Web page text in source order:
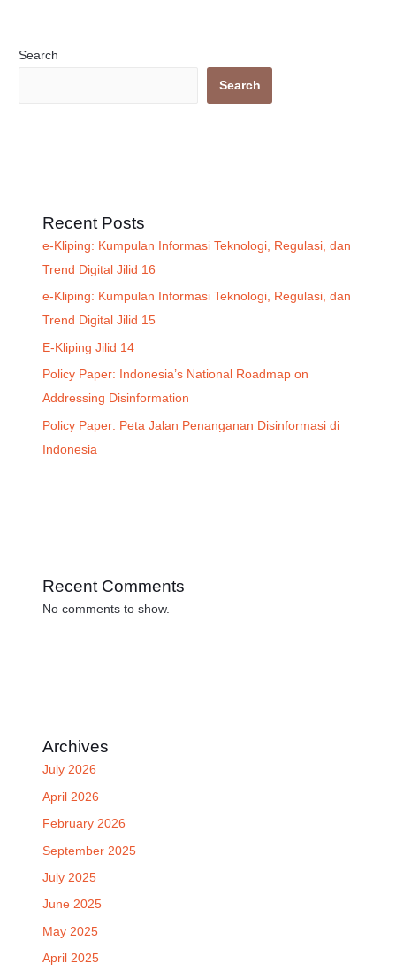
Search
Search
Recent Posts
e-Kliping: Kumpulan Informasi Teknologi, Regulasi, dan
Trend Digital Jilid 16
e-Kliping: Kumpulan Informasi Teknologi, Regulasi, dan
Trend Digital Jilid 15
E-Kliping Jilid 14
Policy Paper: Indonesia’s National Roadmap on
Addressing Disinformation
Policy Paper: Peta Jalan Penanganan Disinformasi di
Indonesia
Recent Comments
No comments to show.
Archives
July 2026
April 2026
February 2026
September 2025
July 2025
June 2025
May 2025
April 2025